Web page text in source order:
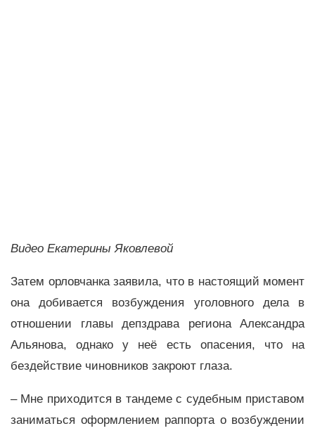
Видео Екатерины Яковлевой
Затем орловчанка заявила, что в настоящий момент
она добивается возбуждения уголовного дела в
отношении главы депздрава региона Александра
Альянова, однако у неё есть опасения, что на
бездействие чиновников закроют глаза.
– Мне приходится в тандеме с судебным приставом
заниматься оформлением раппорта о возбуждении